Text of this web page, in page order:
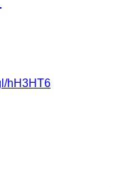
hH3HT6